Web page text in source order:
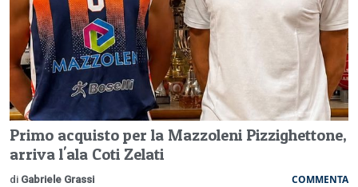
Primo acquisto per la Mazzoleni Pizzighettone,
arriva l'ala Coti Zelati
di Gabriele Grassi COMMENTA